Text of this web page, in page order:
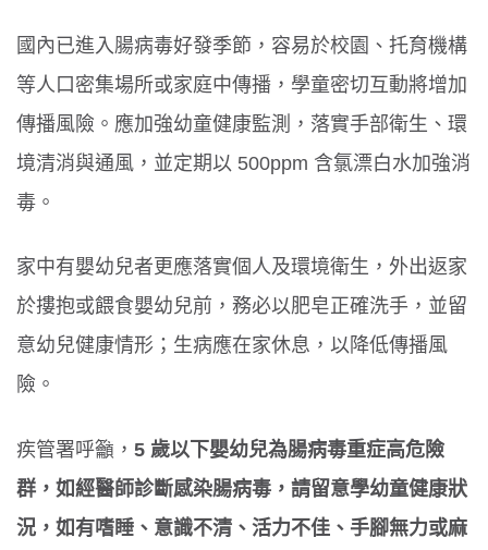
國內已進入腸病毒好發季節，容易於校園、托育機構
等人口密集場所或家庭中傳播，學童密切互動將增加
傳播風險。應加強幼童健康監測，落實手部衛生、環
境清消與通風，並定期以 500ppm 含氯漂白水加強消
毒。
家中有嬰幼兒者更應落實個人及環境衛生，外出返家
於摟抱或餵食嬰幼兒前，務必以肥皂正確洗手，並留
意幼兒健康情形；生病應在家休息，以降低傳播風
險。
疾管署呼籲， 5 歲以下嬰幼兒為腸病毒重症高危險
群，如經醫師診斷感染腸病毒，請留意學幼童健康狀
況，如有嗜睡、意識不清、活力不佳、手腳無力或麻